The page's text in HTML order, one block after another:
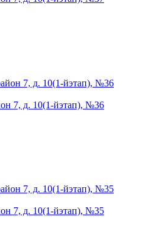
7, д. 10(1-йэтап), №36
7, д. 10(1-йэтап), №35